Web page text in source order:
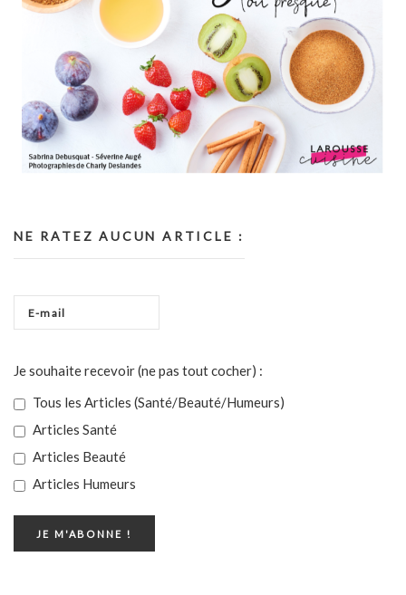
NE RATEZ AUCUN ARTICLE :
Je souhaite recevoir (ne pas tout cocher) :
Tous les Articles (Santé/Beauté/Humeurs)
Articles Santé
Articles Beauté
Articles Humeurs